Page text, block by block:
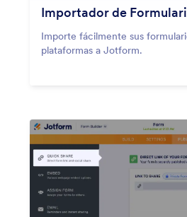
Importador de
Importe fácilmente sus
plataformas a Jotform.